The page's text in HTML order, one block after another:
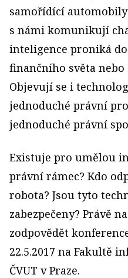
samořídící
s námi komunikují
inteligence proniká
finančního světa
Objevují se i
jednoduché právní
jednoduché právní
Existuje pro umělou
právní rámec? Kdo
robota? Jsou tyto
zabezpečeny? Právě
zodpovědět
22.5.2017 na Fakultě
ČVUT v Praze.